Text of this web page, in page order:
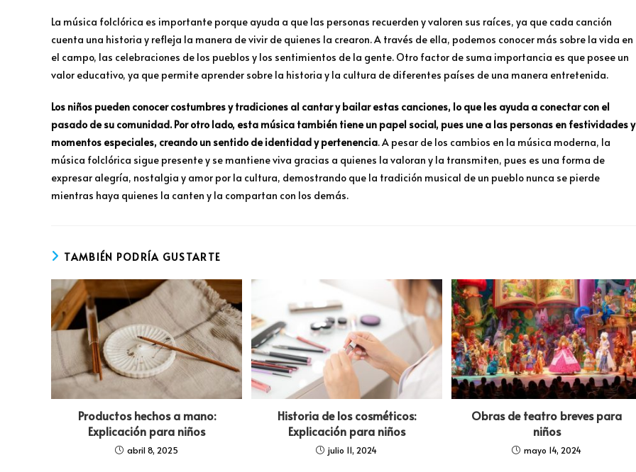
La música folclórica es importante porque ayuda a que las personas recuerden y valoren sus raíces, ya que cada canción
cuenta una historia y refleja la manera de vivir de quienes la crearon. A través de ella, podemos conocer más sobre la vida en
el campo, las celebraciones de los pueblos y los sentimientos de la gente. Otro factor de suma importancia es que posee un
valor educativo, ya que permite aprender sobre la historia y la cultura de diferentes países de una manera entretenida.
Los niños pueden conocer costumbres y tradiciones al cantar y bailar estas canciones, lo que les ayuda a conectar con el
pasado de su comunidad. Por otro lado, esta música también tiene un papel social, pues une a las personas en festividades y
momentos especiales, creando un sentido de identidad y pertenencia. A pesar de los cambios en la música moderna, la
música folclórica sigue presente y se mantiene viva gracias a quienes la valoran y la transmiten, pues es una forma de
expresar alegría, nostalgia y amor por la cultura, demostrando que la tradición musical de un pueblo nunca se pierde
mientras haya quienes la canten y la compartan con los demás.
TAMBIÉN PODRÍA GUSTARTE
Productos hechos a mano:
Explicación para niños
abril 8, 2025
Historia de los cosméticos:
Explicación para niños
julio 11, 2024
Obras de teatro breves para
niños
mayo 14, 2024